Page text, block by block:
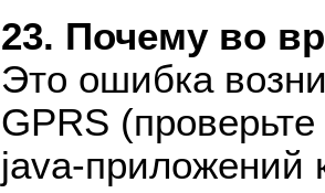
23. Почему во
Это ошибка
GPRS
java-приложений